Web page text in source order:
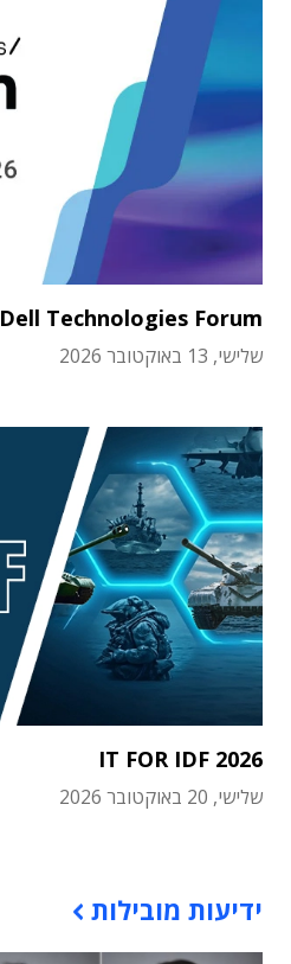
Dell Technologies Forum
שלישי, 13 באוקטובר 2026
IT FOR IDF 2026
שלישי, 20 באוקטובר 2026
ידיעות מובילות